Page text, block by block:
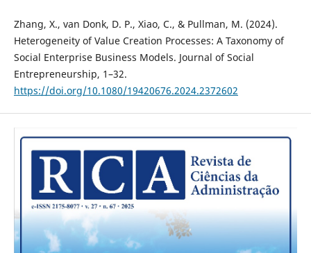
Zhang, X., van Donk, D. P., Xiao, C., & Pullman, M. (2024).
Heterogeneity of Value Creation Processes: A Taxonomy of
Social Enterprise Business Models. Journal of Social
Entrepreneurship, 1–32.
https://doi.org/10.1080/19420676.2024.2372602